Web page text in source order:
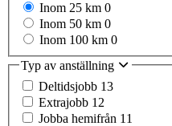
Inom 25 km 0
Inom 50 km 0
Inom 100 km 0
Typ av anställning
Deltidsjobb 13
Extrajobb 12
Jobba hemifrån 11